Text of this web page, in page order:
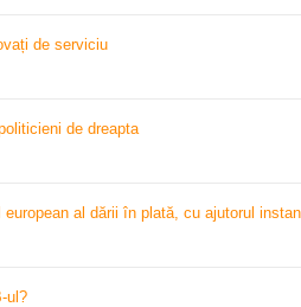
de serviciu
de dreapta
al dării în plată, cu ajutorul
ul?